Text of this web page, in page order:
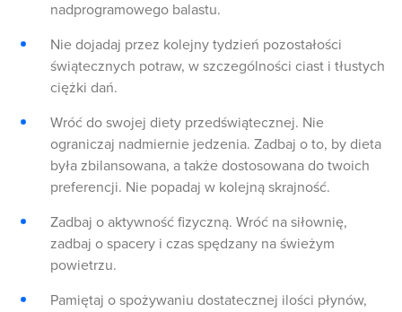
nadprogramowego balastu.
Nie dojadaj przez kolejny tydzień pozostałości
świątecznych potraw, w szczególności ciast i tłustych
ciężki dań.
Wróć do swojej diety przedświątecznej. Nie
ograniczaj nadmiernie jedzenia. Zadbaj o to, by dieta
była zbilansowana, a także dostosowana do twoich
preferencji. Nie popadaj w kolejną skrajność.
Zadbaj o aktywność fizyczną. Wróć na siłownię,
zadbaj o spacery i czas spędzany na świeżym
powietrzu.
Pamiętaj o spożywaniu dostatecznej ilości płynów,